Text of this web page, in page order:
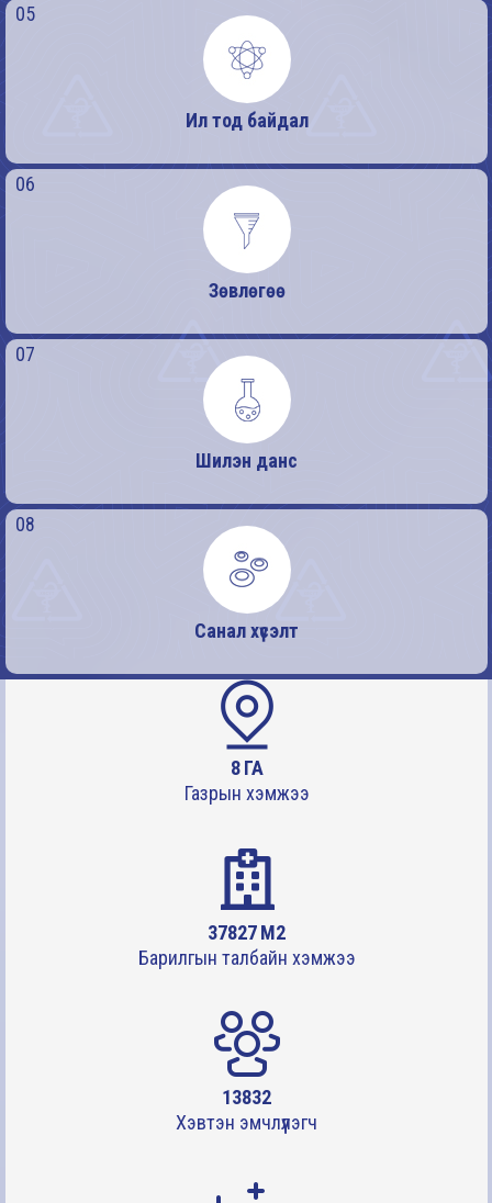
Ил тод байдал
05
Зөвлөгөө
06
Шилэн данс
07
Санал хүсэлт
08
9 ГА
Газрын хэмжээ
39351M2
Барилгын талбайн хэмжээ
14390
Хэвтэн эмчлүүлэгч